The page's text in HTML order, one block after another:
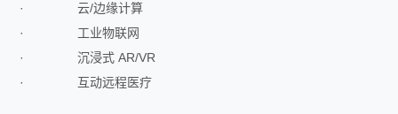
· 云/边缘计算
· 工业物联网
· 沉浸式 AR/VR
· 互动远程医疗